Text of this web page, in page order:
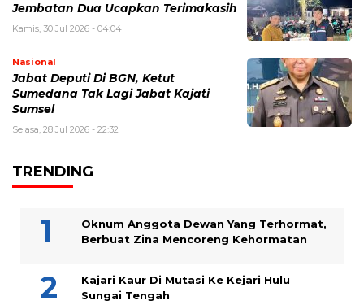
Jembatan Dua Ucapkan Terimakasih
Kamis, 30 Jul 2026 - 04:04
Nasional
Jabat Deputi Di BGN, Ketut
Sumedana Tak Lagi Jabat Kajati
Sumsel
Selasa, 28 Jul 2026 - 22:32
TRENDING
Oknum Anggota Dewan Yang Terhormat,
Berbuat Zina Mencoreng Kehormatan
Kajari Kaur Di Mutasi Ke Kejari Hulu
Sungai Tengah